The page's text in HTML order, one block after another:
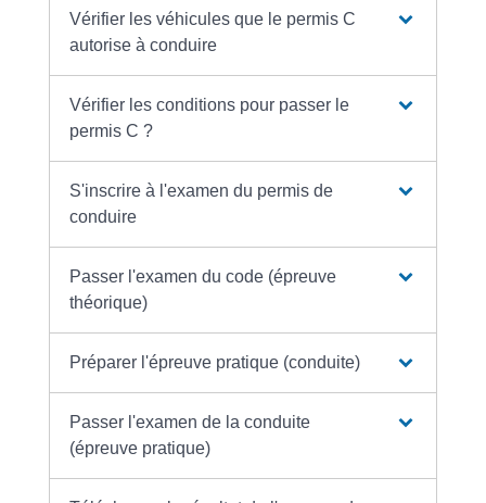
Vérifier les véhicules que le permis C
autorise à conduire
Vérifier les conditions pour passer le
permis C ?
S'inscrire à l'examen du permis de
conduire
Passer l'examen du code (épreuve
théorique)
Préparer l'épreuve pratique (conduite)
Passer l'examen de la conduite
(épreuve pratique)